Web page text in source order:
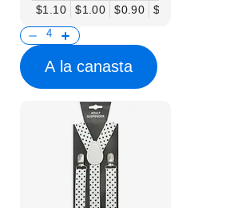
$1.10
$1.00
$0.90
$0.75
A la canasta